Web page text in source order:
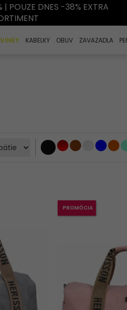
| POUZE DNES -38% EXTRA
KABELKY OBUV ZAVAZADLA
PROMÓCIA